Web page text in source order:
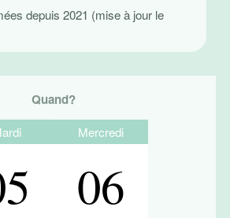
depuis 2021 (mise à jour le
Quand?
Mercredi
06